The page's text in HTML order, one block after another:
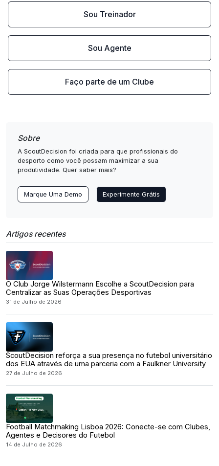
Sou Treinador
Sou Agente
Faço parte de um Clube
Sobre
A ScoutDecision foi criada para que profissionais do
desporto como você possam maximizar a sua
produtividade. Quer saber mais?
Marque Uma Demo Experimente Grátis
Artigos recentes
O Club Jorge Wilstermann Escolhe a ScoutDecision para
Centralizar as Suas Operações Desportivas
31 de Julho de 2026
ScoutDecision reforça a sua presença no futebol universitário
dos EUA através de uma parceria com a Faulkner University
27 de Julho de 2026
Football Matchmaking Lisboa 2026: Conecte-se com Clubes,
Agentes e Decisores do Futebol
14 de Julho de 2026